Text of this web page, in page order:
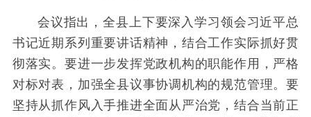
会议指出，全县上下要深入学习领会习近平总
书记近期系列重要讲话精神，结合工作实际抓好贯
彻落实。要进一步发挥党政机构的职能作用，严格
对标对表，加强全县议事协调机构的规范管理。要
坚持从抓作风入手推进全面从严治党，结合当前正